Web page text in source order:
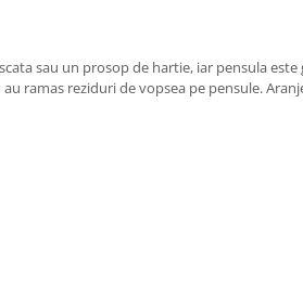
sau un prosop de hartie, iar pensula este
ramas reziduri de vopsea pe pensule.